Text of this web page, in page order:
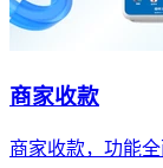
商家收款
商家收款，功能